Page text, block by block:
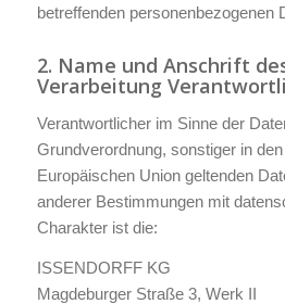
betreffenden personenbezogenen
2. Name und Anschrift
Verarbeitung
Verantwortlicher im Sinne der
Grundverordnung, sonstiger in
Europäischen Union geltenden
anderer Bestimmungen mit
Charakter ist die:
ISSENDORFF KG
Magdeburger Straße 3, Werk II